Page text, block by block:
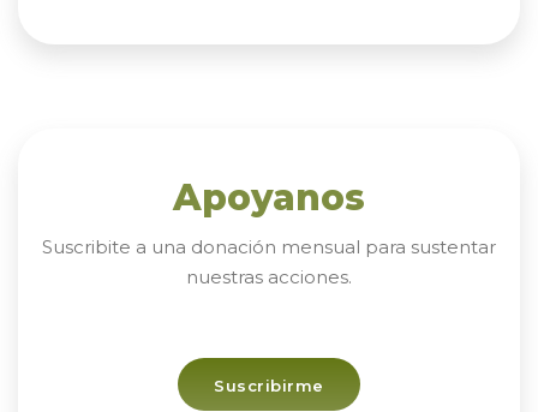
Apoyanos
Suscribite a una donación mensual para sustentar
nuestras acciones.
Suscribirme